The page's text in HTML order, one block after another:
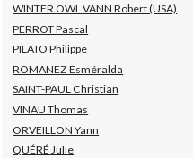
WINTER OWL VANN Robert (USA)
PERROT Pascal
PILATO Philippe
ROMANEZ Esméralda
SAINT-PAUL Christian
VINAU Thomas
ORVEILLON Yann
QUÉRÉ Julie